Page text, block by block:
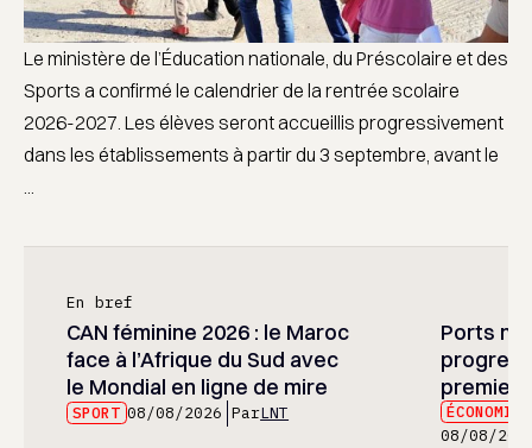
Le ministère de l’Éducation nationale, du Préscolaire et des
Sports a confirmé le calendrier de la rentrée scolaire
2026-2027. Les élèves seront accueillis progressivement
dans les établissements à partir du 3 septembre, avant le
En bref
CAN féminine 2026 : le Maroc
face à l’Afrique du Sud avec
le Mondial en ligne de mire
SPORT 08/08/2026 ParLNT
Ports
premier
08/08/